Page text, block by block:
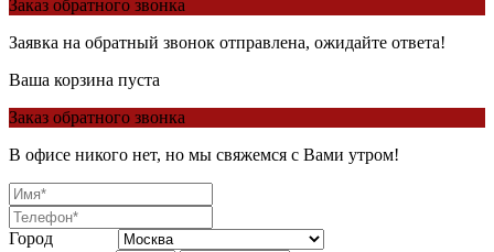
Заказ обратного звонка
Заявка на обратный звонок отправлена, ожидайте ответа!
Ваша корзина пуста
Заказ обратного звонка
В офисе никого нет, но мы свяжемся с Вами утром!
Город